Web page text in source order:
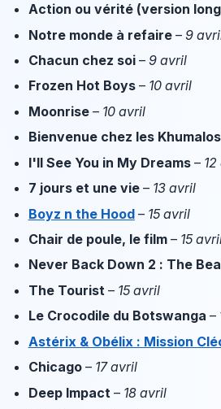
Action ou vérité (version
Notre monde à refaire– 9
Chacun chez soi– 9 avril
Frozen Hot Boys– 10 avril
Moonrise– 10 avril
Bienvenue chez les Khumalos
I'll See You in My Dreams–
7 jours et une vie– 13 avril
Boyz n the Hood– 15 avril
Chair de poule, le film– 15
Never Back Down 2 : The
The Tourist – 15 avril
Le Crocodile du Botswanga –
Astérix & Obélix : Mission
Chicago– 17 avril
Deep Impact – 18 avril